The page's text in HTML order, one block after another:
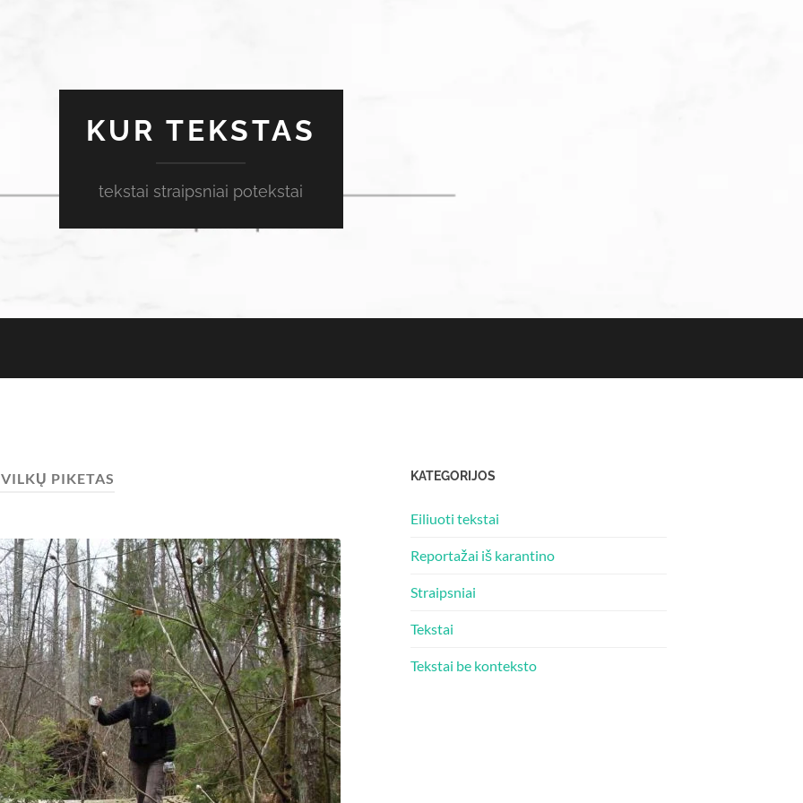
KUR TEKSTAS
tekstai straipsniai potekstai
VILKŲ PIKETAS KATEGORIJOS
Eiliuoti tekstai
Reportažai iš karantino
Straipsniai
Tekstai
Tekstai be konteksto